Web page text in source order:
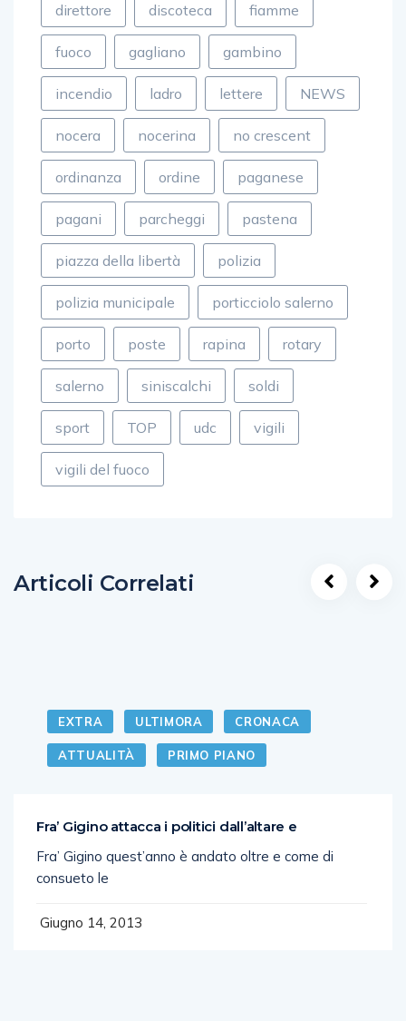
direttore discoteca fiamme
fuoco gagliano gambino
incendio ladro lettere NEWS
nocera nocerina no crescent
ordinanza ordine paganese
pagani parcheggi pastena
piazza della libertà polizia
polizia municipale porticciolo salerno
porto poste rapina rotary
salerno siniscalchi soldi
sport TOP udc vigili
vigili del fuoco
Articoli Correlati
EXTRA ULTIMORA CRONACA
ATTUALITÀ PRIMO PIANO
Fra’ Gigino attacca i politici dall’altare e
Fra’ Gigino quest’anno è andato oltre e come di
consueto le
Giugno 14, 2013